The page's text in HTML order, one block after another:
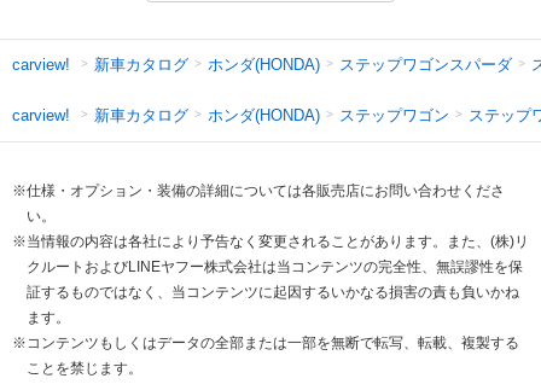
carview! 新車カタログ ホンダ(HONDA) ステップワゴンスパーダ
carview! 新車カタログ ホンダ(HONDA) ステップワゴン ステップ
※仕様・オプション・装備の詳細については各販売店にお問い合わせくださ
い。
※当情報の内容は各社により予告なく変更されることがあります。また、(株)リ
クルートおよびLINEヤフー株式会社は当コンテンツの完全性、無誤謬性を保
証するものではなく、当コンテンツに起因するいかなる損害の責も負いかね
ます。
※コンテンツもしくはデータの全部または一部を無断で転写、転載、複製する
ことを禁じます。